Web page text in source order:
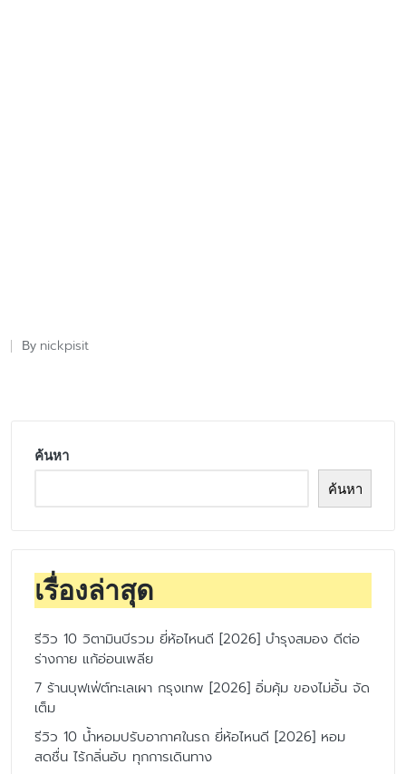
Posted
By nickpisit
ค้นหา
ค้นหา
เรื่องล่าสุด
รีวิว 10 วิตามินบีรวม ยี่ห้อไหนดี [2026] บำรุงสมอง ดีต่อ
ร่างกาย แก้อ่อนเพลีย
7 ร้านบุฟเฟ่ต์ทะเลเผา กรุงเทพ [2026] อิ่มคุ้ม ของไม่อั้น จัด
เต็ม
รีวิว 10 น้ำหอมปรับอากาศในรถ ยี่ห้อไหนดี [2026] หอม
สดชื่น ไร้กลิ่นอับ ทุกการเดินทาง